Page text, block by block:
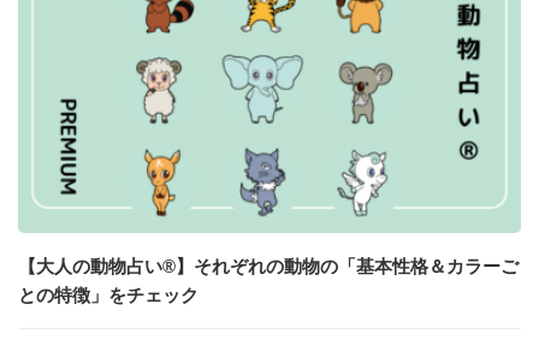
【大人の動物占い®】それぞれの動物の「基本性格＆カラーご
との特徴」をチェック